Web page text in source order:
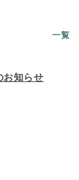
一覧
お知らせ